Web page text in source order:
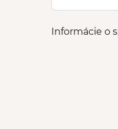
Informácie o